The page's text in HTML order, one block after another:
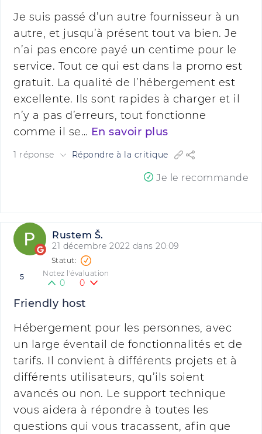
Je suis passé d’un autre fournisseur à un
autre, et jusqu’à présent tout va bien. Je
n’ai pas encore payé un centime pour le
service. Tout ce qui est dans la promo est
gratuit. La qualité de l’hébergement est
excellente. Ils sont rapides à charger et il
n’y a pas d’erreurs, tout fonctionne
comme il se… En savoir plus
1 réponse Répondre à la critique
Je le recommande
Rustem Š.
21 décembre 2022 dans 20:09
5 Notez l'évaluation
0 0
Friendly host
Hébergement pour les personnes, avec
un large éventail de fonctionnalités et de
tarifs. Il convient à différents projets et à
différents utilisateurs, qu’ils soient
avancés ou non. Le support technique
vous aidera à répondre à toutes les
questions qui vous tracassent, afin que